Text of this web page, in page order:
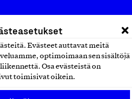
Evästeet auttavat meitä
optimoimaan sen sisältöjä
Osa evästeistä on
toimisivat oikein.